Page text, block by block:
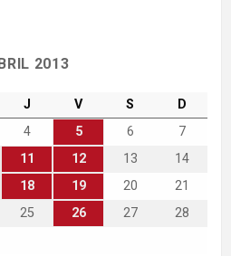
2013
J V S
D
4 5 6
7
11 12 13
14
18 19 20
21
25 26 27
28